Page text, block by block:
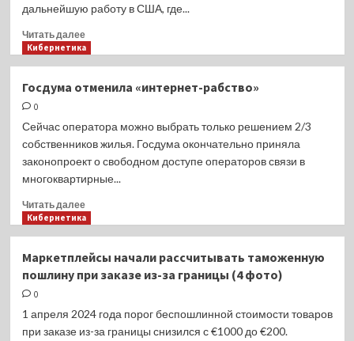
дальнейшую работу в США, где...
Читать далееПрочитать
больше
не
с
блокировкой
США
и
судиться
Кибернетика
Госдума отменила «интернет-рабство»
0
Сейчас оператора можно выбрать только решением 2/3
собственников жилья. Госдума окончательно приняла
законопроект о свободном доступе операторов связи в
многоквартирные...
Читать далееПрочитать
больше
отменила
«интернет-
Кибернетика
Маркетплейсы начали рассчитывать таможенную
пошлину при заказе из-за границы (4 фото)
0
1 апреля 2024 года порог беспошлинной стоимости товаров
при заказе из-за границы снизился с €1000 до €200.